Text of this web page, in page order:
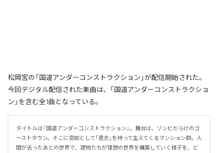
松岡宮の「国道アンダーコンストラクション」が配信開始された。
今回デジタル配信された楽曲は、「国道アンダーコンストラクショ
ン」を含む全1曲となっている。
タイトルは『国道アンダーコンストラクション』。舞台は、ゾンビだらけのゴ
ーストタウン。そこに突如として「意志」を持って生えてくるマンション群。人
間が去ったあとの世界で、建物たちが理想の世界を構築していく様子を、ど